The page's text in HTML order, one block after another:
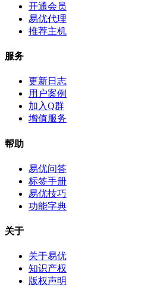
开通会员
易优代理
推荐主机
服务
更新日志
用户案例
加入Q群
增值服务
帮助
易优问答
标签手册
易优技巧
功能字典
关于
关于易优
知识产权
版权声明